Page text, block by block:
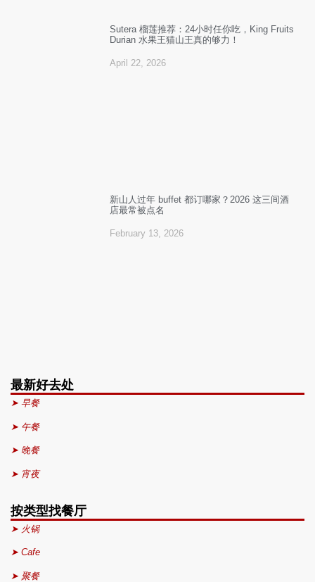
Sutera 榴莲推荐：24小时任你吃，King Fruits
Durian 水果王猫山王真的够力！
April 22, 2026
新山人过年 buffet 都订哪家？2026 这三间酒
店最常被点名
February 13, 2026
最新好去处
➤ 早餐
➤ 午餐
➤ 晚餐
➤ 宵夜
按类型找餐厅
➤ 火锅
➤ Cafe
➤ 聚餐